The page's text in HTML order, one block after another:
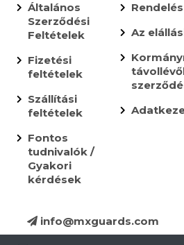
Általános
Szerződési
Feltételek
Fizetési
feltételek
Szállítási
feltételek
Fontos
tudnivalók /
Gyakori
kérdések
Az
info@mxguards.com